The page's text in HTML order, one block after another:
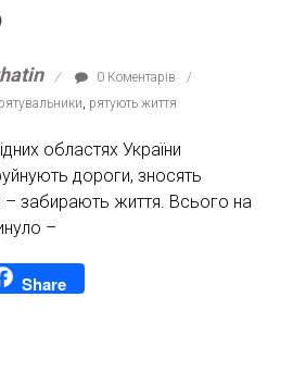
0 Коментарів
рятують життя
областях України
дороги, зносять
– забирають життя. Всього на
–
Share